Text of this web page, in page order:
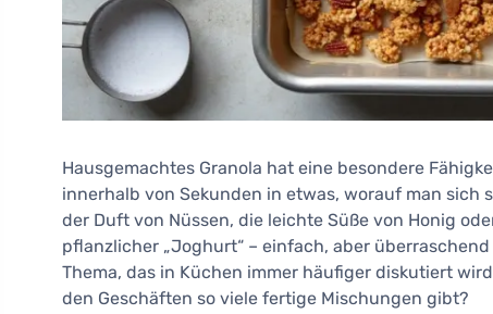
Hausgemachtes Granola hat eine besondere
innerhalb von Sekunden in etwas, worauf man sich
der Duft von Nüssen, die leichte Süße von Honig
pflanzlicher „Joghurt“ – einfach, aber
Thema, das in Küchen immer häufiger diskutiert
den Geschäften so viele fertige Mischungen gibt?